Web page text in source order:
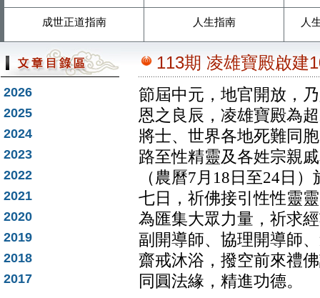
成世正道指南 人生指南 人
2026
2025
2024
2023
2022
2021
2020
2019
2018
2017
113期 凌雄寶殿啟建
節屆中元，地官開放，
恩之良辰，凌雄寶殿為
將士、世界各地死難同
路至性精靈及各姓宗親
（農曆7月18日至24日
七日，祈佛接引性性靈
為匯集大眾力量，祈求
副開導師、協理開導師
齋戒沐浴，撥空前來禮
同圓法緣，精進功德。